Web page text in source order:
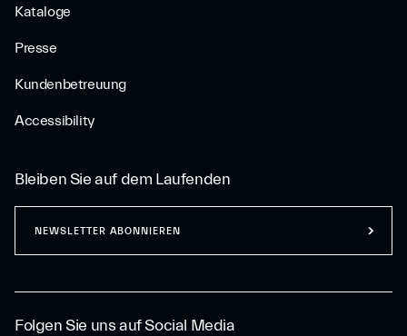
Kataloge
Presse
Kundenbetreuung
Accessibility
Folgen Sie uns auf Social Media
Bleiben Sie auf dem Laufenden
NEWSLETTER ABONNIEREN